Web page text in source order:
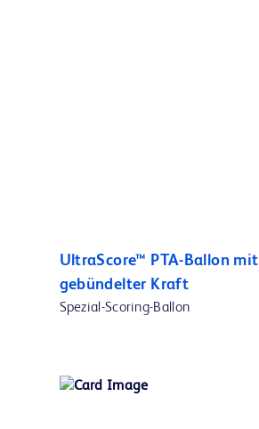
UltraScore™ PTA-Ballon mit
gebündelter Kraft
Spezial-Scoring-Ballon